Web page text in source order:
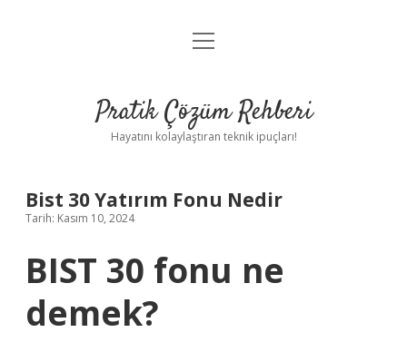
Anasayfa
Yasal Uyarı
menüyü
Pratik Çözüm Rehberi
Hayatını kolaylaştıran teknik ipuçları!
Bist 30 Yatırım Fonu Nedir
Tarih: Kasım 10, 2024
BIST 30 fonu ne
demek?